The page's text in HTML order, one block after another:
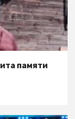
памяти